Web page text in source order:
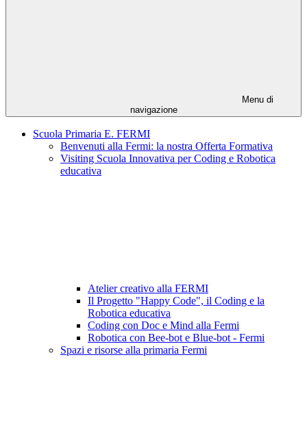
Menu di
navigazione
Scuola Primaria E. FERMI
Benvenuti alla Fermi: la nostra Offerta Formativa
Visiting Scuola Innovativa per Coding e Robotica
educativa
Atelier creativo alla FERMI
Il Progetto "Happy Code", il Coding e la
Robotica educativa
Coding con Doc e Mind alla Fermi
Robotica con Bee-bot e Blue-bot - Fermi
Spazi e risorse alla primaria Fermi